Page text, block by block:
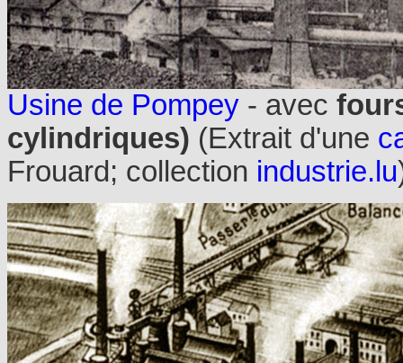
Usine de Pompey - avec
cylindriques) (Extrait d'une
Frouard; collection industrie.lu